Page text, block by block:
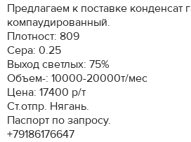
Предлагаем к поставке конденсат
компаудированный.
Плотност: 809
Сера: 0.25
Выход светлых: 75%
Объем-: 10000-20000т/мес
Цена: 17400 р/т
Ст.отпр. Нягань.
Паспорт по запросу.
+79186176647